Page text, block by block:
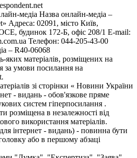
медіа Назва онлайн-медіа –
Адреса: 02091, місто Київ,
будинок 172-Б, офіс 208/1 E-mail:
Телефон: 044-205-43-00
– R40-06068
яких матеріалів, розміщених на
за умови посилання на
зі сторінки « Новини України
- видань - обов'язкове пряме
систем гіперпосилання .
розміщена в незалежності від
використання матеріалів.
інтернет - видань) - повинна бути
або в першому абзаці